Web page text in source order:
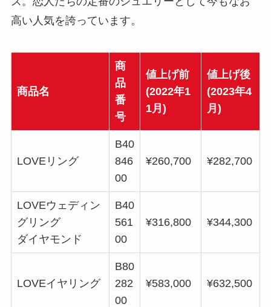
高い人気を誇っています。
商品名
商
品
番
号
値上げ前
(2022年1
1月)
値上げ後
(2023年4
月)
LOVEリング
B40
846
00
¥260,700 ¥282,700
LOVEウェディン
グリング
ダイヤモンド
B40
561
00
¥316,800 ¥344,300
LOVEイヤリング
B80
282
00
¥583,000 ¥632,500